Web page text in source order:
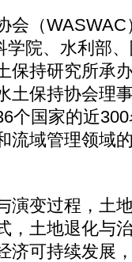
（WASWAC
院、水利部
保持研究所承
土保持协会理
个国家的近
流域管理领域
变过程，土
，土地退化与
可持续发展